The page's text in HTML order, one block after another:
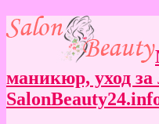
маникюр, уход